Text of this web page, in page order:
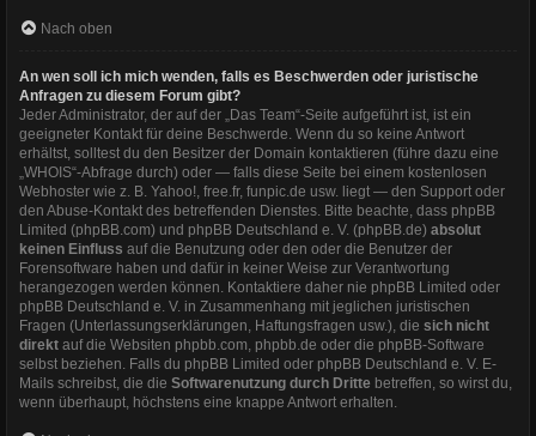
Nach oben
An wen soll ich mich wenden, falls es Beschwerden oder juristische
Anfragen zu diesem Forum gibt?
Jeder Administrator, der auf der „Das Team“-Seite aufgeführt ist, ist ein
geeigneter Kontakt für deine Beschwerde. Wenn du so keine Antwort
erhältst, solltest du den Besitzer der Domain kontaktieren (führe dazu eine
„WHOIS“-Abfrage durch) oder — falls diese Seite bei einem kostenlosen
Webhoster wie z. B. Yahoo!, free.fr, funpic.de usw. liegt — den Support oder
den Abuse-Kontakt des betreffenden Dienstes. Bitte beachte, dass phpBB
Limited (phpBB.com) und phpBB Deutschland e. V. (phpBB.de) absolut
keinen Einfluss auf die Benutzung oder den oder die Benutzer der
Forensoftware haben und dafür in keiner Weise zur Verantwortung
herangezogen werden können. Kontaktiere daher nie phpBB Limited oder
phpBB Deutschland e. V. in Zusammenhang mit jeglichen juristischen
Fragen (Unterlassungserklärungen, Haftungsfragen usw.), die sich nicht
direkt auf die Websiten phpbb.com, phpbb.de oder die phpBB-Software
selbst beziehen. Falls du phpBB Limited oder phpBB Deutschland e. V. E-
Mails schreibst, die die Softwarenutzung durch Dritte betreffen, so wirst du,
wenn überhaupt, höchstens eine knappe Antwort erhalten.